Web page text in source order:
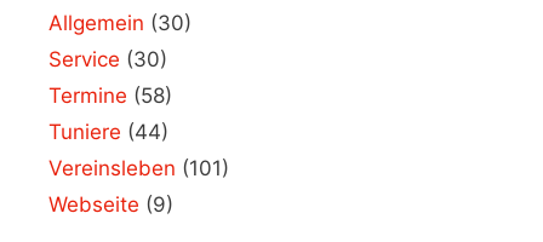
Allgemein (30)
Service (30)
Termine (58)
Tuniere (44)
Vereinsleben (101)
Webseite (9)